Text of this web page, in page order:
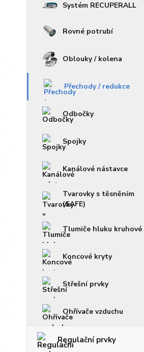
Systém RECUPERALL
Rovné potrubí
Oblouky / kolena
Přechody / redukce
Odbočky
Spojky
Kanálové nástavce
Tvarovky s těsněním
(SAFE)
Tlumiče hluku kruhové
Koncové kryty
Střešní prvky
Ohřívače vzduchu
Regulační prvky